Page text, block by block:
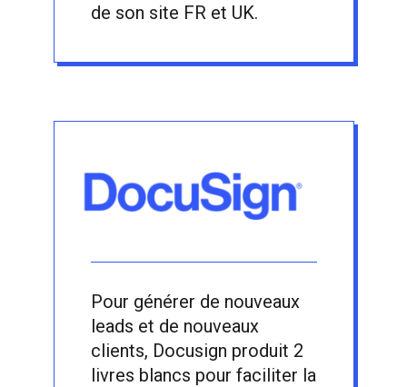
de son site FR et UK.
Pour générer de nouveaux
leads et de nouveaux
clients, Docusign produit 2
livres blancs pour faciliter la